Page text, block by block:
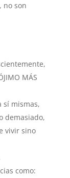
no son
MÁS
sí mismas,
demasiado,
vivir sino
como: